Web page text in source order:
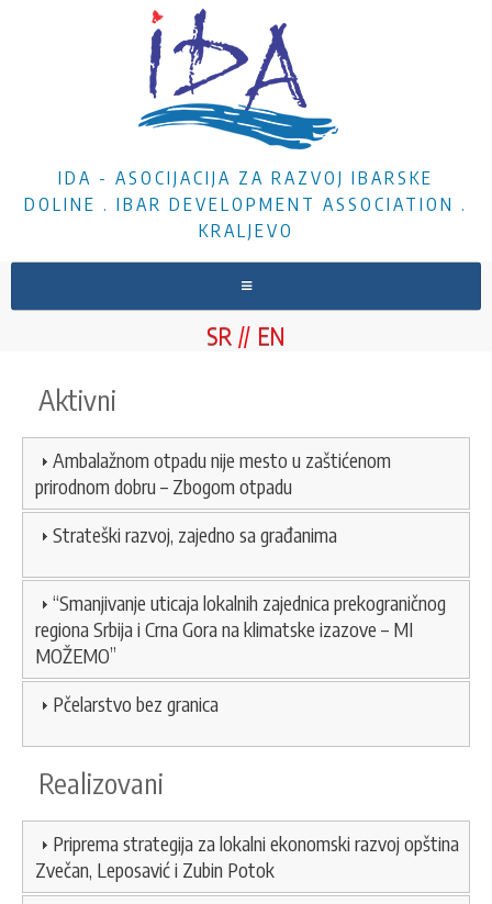
IDA - ASOCIJACIJA ZA RAZVOJ IBARSKE
DOLINE . IBAR DEVELOPMENT ASSOCIATION .
KRALJEVO
VESTI
PROJEKTI
DOKUMENTA
KONTAKT
SEARCH
FORM
PRETRAGA
SR EN
Aktivni
Ambalažnom otpadu nije mesto u zaštićenom
prirodnom dobru – Zbogom otpadu
Strateški razvoj, zajedno sa građanima
“Smanjivanje uticaja lokalnih zajednica prekograničnog
regiona Srbija i Crna Gora na klimatske izazove – MI
MOŽEMO”
Pčelarstvo bez granica
Realizovani
Priprema strategija za lokalni ekonomski razvoj opština
Zvečan, Leposavić i Zubin Potok